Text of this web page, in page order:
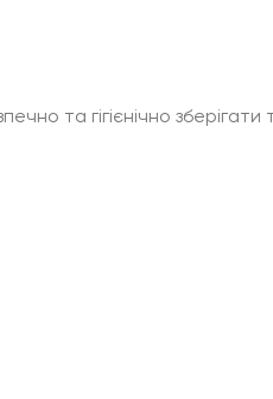
та гігієнічно